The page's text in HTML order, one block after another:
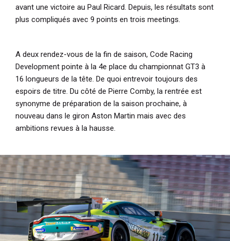
avant une victoire au Paul Ricard. Depuis, les résultats sont
plus compliqués avec 9 points en trois meetings.
A deux rendez-vous de la fin de saison, Code Racing
Development pointe à la 4e place du championnat GT3 à
16 longueurs de la tête. De quoi entrevoir toujours des
espoirs de titre. Du côté de Pierre Comby, la rentrée est
synonyme de préparation de la saison prochaine, à
nouveau dans le giron Aston Martin mais avec des
ambitions revues à la hausse.